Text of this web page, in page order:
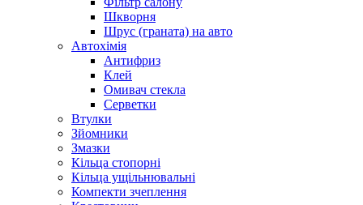
Шкворня
Шрус (граната) на авто
Автохімія
Антифриз
Клей
Омивач стекла
Серветки
Втулки
Зйомники
Змазки
Кільца стопорні
Кільца ущільнювальні
Компекти зчеплення